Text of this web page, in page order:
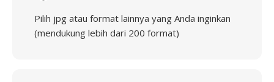
Pilih jpg atau format lainnya yang Anda inginkan
(mendukung lebih dari 200 format)